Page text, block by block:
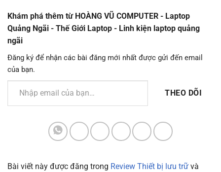
Khám phá thêm từ HOÀNG VŨ COMPUTER - Laptop
Quảng Ngãi - Thế Giới Laptop - Linh kiện laptop quảng
ngãi
Đăng ký để nhận các bài đăng mới nhất được gửi đến email
của bạn.
Nhập email của bạn…
THEO DÕI
Bài viết này được đăng trong Review Thiết bị lưu trữ và